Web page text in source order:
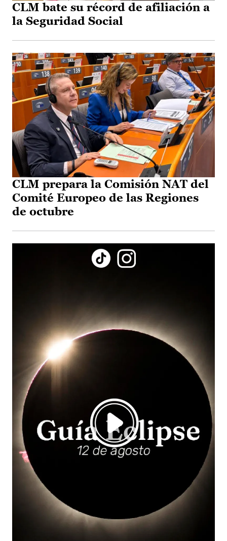
CLM bate su récord de afiliación a
la Seguridad Social
CLM prepara la Comisión NAT del
Comité Europeo de las Regiones
de octubre